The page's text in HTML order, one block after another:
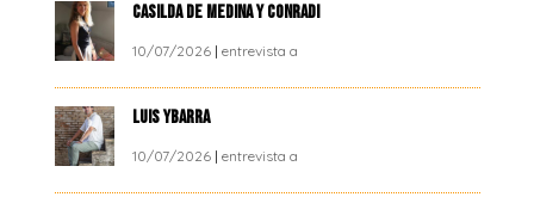
CASILDA DE MEDINA Y CONRADI
10/07/2026| entrevista a
LUIS YBARRA
10/07/2026| entrevista a